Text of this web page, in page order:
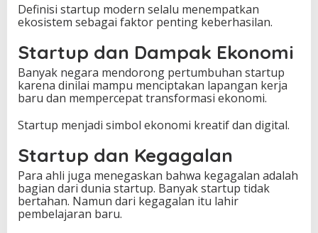
Definisi startup modern selalu menempatkan
ekosistem sebagai faktor penting keberhasilan.
Startup dan Dampak Ekonomi
Banyak negara mendorong pertumbuhan startup
karena dinilai mampu menciptakan lapangan kerja
baru dan mempercepat transformasi ekonomi.
Startup menjadi simbol ekonomi kreatif dan digital.
Startup dan Kegagalan
Para ahli juga menegaskan bahwa kegagalan adalah
bagian dari dunia startup. Banyak startup tidak
bertahan. Namun dari kegagalan itu lahir
pembelajaran baru.